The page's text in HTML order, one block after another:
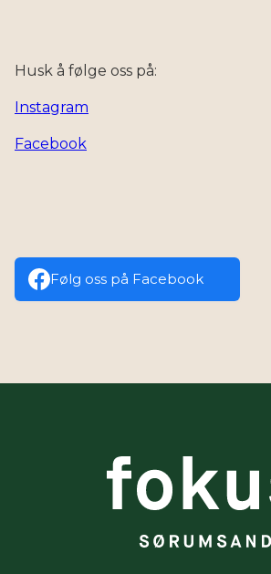
Husk å følge oss på:
Instagram
Facebook
Følg oss på Facebook